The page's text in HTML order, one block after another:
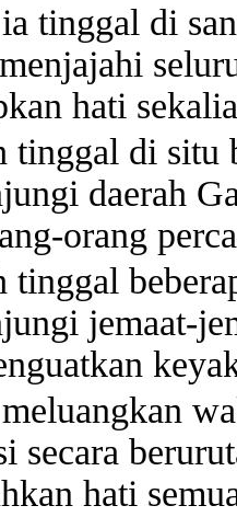
tinggal di
hati
tinggal di situ
daerah
orang
tinggal
jemaat-
secara
hati